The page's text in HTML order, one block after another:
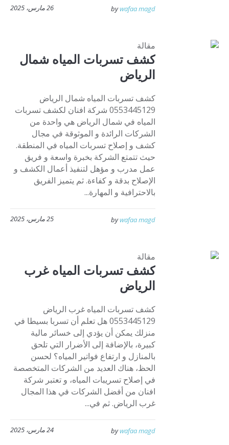
26 مارس، 2025 bywafaa magd
مقالة
كشف تسربات المياه شمال
الرياض
كشف تسربات المياه شمال الرياض
0553445129 شركة افنان لكشف تسربات
المياه في شمال الرياض هي واحدة من
الشركات الرائدة و الموثوقة في مجال
كشف و إصلاح تسربات المياه في المنطقة.
حيث تتمتع الشركة بخبرة واسعة و فريق
عمل مدرب و مؤهل لتنفيذ أعمال الكشف و
الإصلاح بدقة و كفاءة. ثم يتميز الفريق
بالاحترافية و المهارة...
25 مارس، 2025 bywafaa magd
مقالة
كشف تسربات المياه غرب
الرياض
كشف تسربات المياه غرب الرياض
0553445129 هل تعلم أن تسربا بسيطا في
منزلك يمكن أن يؤدي إلى خسائر مالية
كبيرة، بالإضافة إلى الأضرار التي تلحق
بالمنازل و ارتفاع فواتير المياه؟ لحسن
الحظ، هناك العديد من الشركات المتخصصة
في إصلاح تسريبات المياه، و تعتبر شركة
افنان من أفضل الشركات في هذا المجال
غرب الرياض. ثم في...
24 مارس، 2025 bywafaa magd